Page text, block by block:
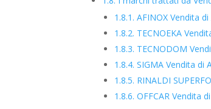
1.8.1. AFINOX Vendita
1.8.2. TECNOEKA
1.8.3. TECNODOM
1.8.4. SIGMA Vendita di
1.8.5. RINALDI
1.8.6. OFFCAR Vendita